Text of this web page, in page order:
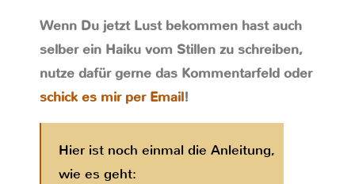
Wenn Du jetzt Lust bekommen hast auch
selber ein Haiku vom Stillen zu schreiben,
nutze dafür gerne das Kommentarfeld oder
schick es mir per Email!
Hier ist noch einmal die Anleitung,
wie es geht: